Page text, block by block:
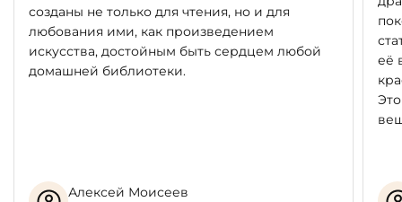
созданы не только для чтения, но и для
любования ими, как произведением
искусства, достойным быть сердцем любой
домашней библиотеки.
Алексей Моисеев
её